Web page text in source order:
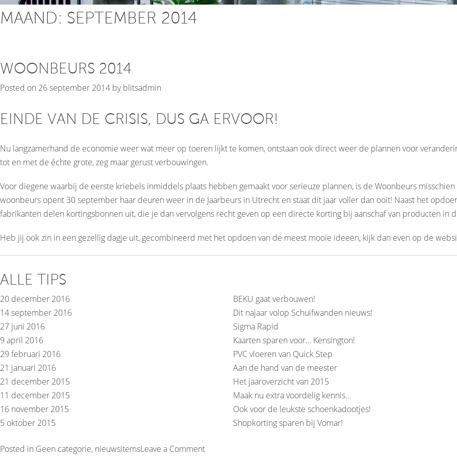
MAAND: SEPTEMBER 2014
WOONBEURS 2014
Posted on 26 september 2014 byblitsadmin
EINDE VAN DE CRISIS, DUS GA ERVOOR!
Nu langzamerhand de economie weer wat meer op toeren lijkt te komen, ontstaan ook direct weer de plannen voor
tot en met de échte grote, zeg maar gerust verbouwingen.
Voor diegene waarbij de eerste kriebels inmiddels plaats hebben gemaakt voor serieuze plannen, is de Woonbeurs
woonbeurs opent 30 september haar deuren weer in de Jaarbeurs in Utrecht en staat dit jaar voller dan ooit! Naast het
fabrikanten delen kortingsbonnen uit, die je dan vervolgens recht geven op een directe korting bij aanschaf van producten in
Heb jij ook zin in een gezellig dagje uit, gecombineerd met het opdoen van de meest mooie ideeën, kijk dan even op de
ALLE TIPS
20 december 2016
BEKU gaat verbouwen!
14 september 2016
Dit najaar volop Schuifwanden nieuws!
27 juni 2016
Sigma Rapid
9 april 2016
Kaarten sparen voor… Kensington!
29 februari 2016
PVC vloeren van Quick Step
21 januari 2016
Aan de hand van de meester
21 december 2015
Het jaaroverzicht van 2015
11 december 2015
Maak nu extra voordelig kennis…
16 november 2015
Ook voor de leukste schoenkadootjes!
5 oktober 2015
Shopkorting sparen bij Vomar!
Posted in Geen categorie, nieuwsitemsLeave a Commenton